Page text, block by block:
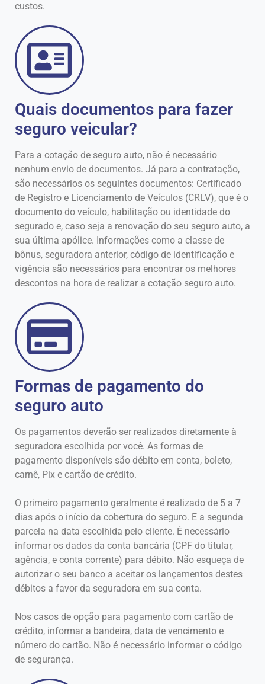
custos.
Quais documentos para fazer
seguro veicular?
Para a cotação de seguro auto, não é necessário
nenhum envio de documentos. Já para a contratação,
são necessários os seguintes documentos: Certificado
de Registro e Licenciamento de Veículos (CRLV), que é o
documento do veículo, habilitação ou identidade do
segurado e, caso seja a renovação do seu seguro auto, a
sua última apólice. Informações como a classe de
bônus, seguradora anterior, código de identificação e
vigência são necessários para encontrar os melhores
descontos na hora de realizar a cotação seguro auto.
Formas de pagamento do
seguro auto
Os pagamentos deverão ser realizados diretamente à
seguradora escolhida por você. As formas de
pagamento disponíveis são débito em conta, boleto,
carnê, Pix e cartão de crédito.
O primeiro pagamento geralmente é realizado de 5 a 7
dias após o início da cobertura do seguro. E a segunda
parcela na data escolhida pelo cliente. É necessário
informar os dados da conta bancária (CPF do titular,
agência, e conta corrente) para débito. Não esqueça de
autorizar o seu banco a aceitar os lançamentos destes
débitos a favor da seguradora em sua conta.
Nos casos de opção para pagamento com cartão de
crédito, informar a bandeira, data de vencimento e
número do cartão. Não é necessário informar o código
de segurança.